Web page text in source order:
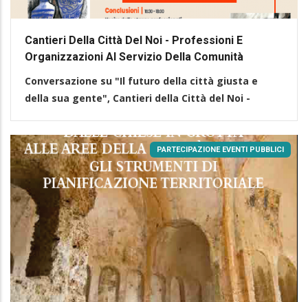
Cantieri Della Città Del Noi - Professioni E
Organizzazioni Al Servizio Della Comunità
Conversazione su "Il futuro della città giusta e
della sua gente", Cantieri della Città del Noi -
PARTECIPAZIONE EVENTI PUBBLICI